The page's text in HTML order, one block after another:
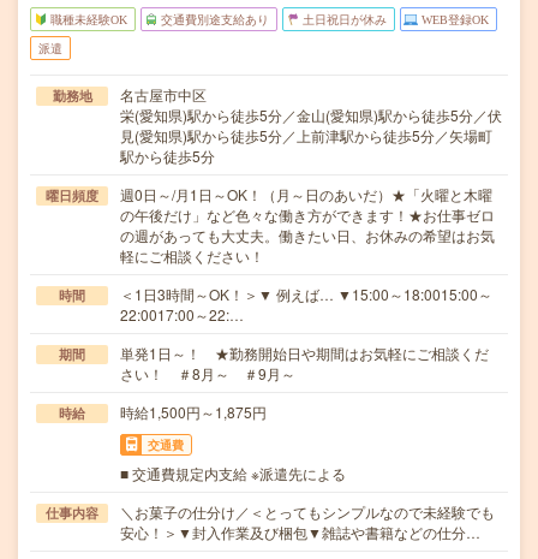
職種未経験OK 交通費別途支給あり 土日祝日が休み WEB登録OK
派遣
勤務地
名古屋市中区
栄(愛知県)駅から徒歩5分／金山(愛知県)駅から徒歩5分／伏
見(愛知県)駅から徒歩5分／上前津駅から徒歩5分／矢場町
駅から徒歩5分
曜日頻度
週0日～/月1日～OK！（月～日のあいだ）★「火曜と木曜
の午後だけ」など色々な働き方ができます！★お仕事ゼロ
の週があっても大丈夫。働きたい日、お休みの希望はお気
軽にご相談ください！
時間
＜1日3時間～OK！＞▼ 例えば… ▼15:00～18:0015:00～
22:0017:00～22:…
期間
単発1日～！ ★勤務開始日や期間はお気軽にご相談くだ
さい！ ＃8月～ ＃9月～
時給 時給1,500円～1,875円
交通費
■ 交通費規定内支給 ※派遣先による
仕事内容
＼お菓子の仕分け／＜とってもシンプルなので未経験でも
安心！＞▼封入作業及び梱包▼雑誌や書籍などの仕分…